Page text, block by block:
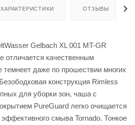
ХАРАКТЕРИСТИКИ ОТЗЫВЫ
Gelbach XL 001 MT-GR
отличается качественным
темнеет даже по прошествии многих
конструкция Rimless
для уборки зон, чаша с
PureGuard легко очищается
эффективного смыва Tornado. Тонкое